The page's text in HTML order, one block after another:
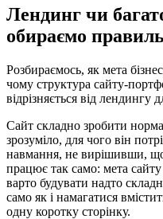
Лендинг чи
обираємо
Розбираємось, як мета
чому структура сайту-
відрізняється від лендингу
Сайт складно зробити
зрозуміло, для чого він
навмання, не вирішивши,
працює так само: мета
варто будувати надто
само як і намагатися
одну коротку сторінку.